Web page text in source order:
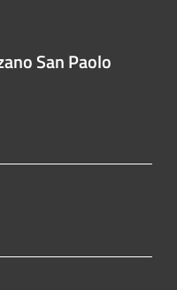
San Paolo